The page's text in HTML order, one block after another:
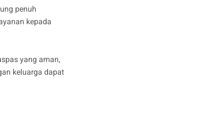
penuh
kepada
yang aman,
keluarga dapat